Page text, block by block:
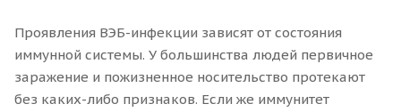
Проявления ВЭБ-инфекции зависят от состояния
иммунной системы. У большинства людей первичное
заражение и пожизненное носительство протекают
без каких-либо признаков. Если же иммунитет